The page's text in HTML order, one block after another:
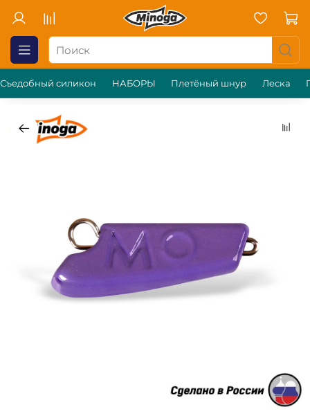
Съедобный силикон НАБОРЫ Плетёный шнур Леска